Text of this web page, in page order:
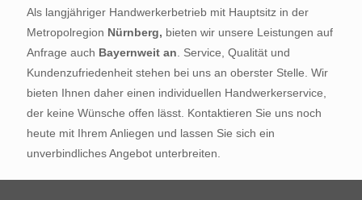
Als langjähriger Handwerkerbetrieb mit Hauptsitz in der
Metropolregion Nürnberg, bieten wir unsere Leistungen auf
Anfrage auch Bayernweit an . Service, Qualität und
Kundenzufriedenheit stehen bei uns an oberster Stelle. Wir
bieten Ihnen daher einen individuellen Handwerkerservice,
der keine Wünsche offen lässt. Kontaktieren Sie uns noch
heute mit Ihrem Anliegen und lassen Sie sich ein
unverbindliches Angebot unterbreiten.